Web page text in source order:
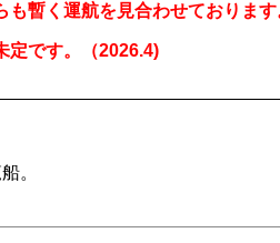
も暫く運航を見合わせております
定です。（2026.4)
。